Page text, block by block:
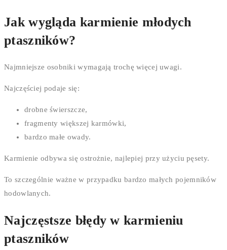
Jak wygląda karmienie młodych
ptaszników?
Najmniejsze osobniki wymagają trochę więcej uwagi.
Najczęściej podaje się:
drobne świerszcze,
fragmenty większej karmówki,
bardzo małe owady.
Karmienie odbywa się ostrożnie, najlepiej przy użyciu pęsety.
To szczególnie ważne w przypadku bardzo małych pojemników
hodowlanych.
Najczęstsze błędy w karmieniu
ptaszników